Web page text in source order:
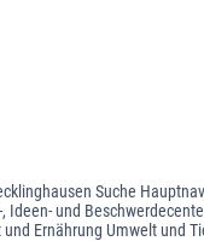
Suche
und
Ernährung Umwelt und